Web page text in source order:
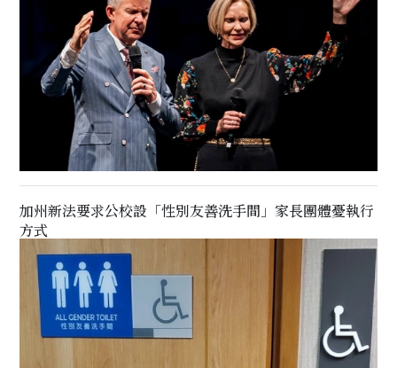
加州新法要求公校設「性別友善洗手間」家長團體憂執行
方式